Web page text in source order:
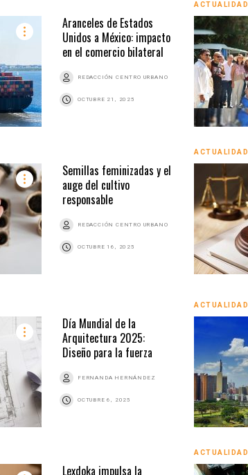
Aranceles de Estados
Unidos a México: impacto
en el comercio bilateral
REDACCIÓN CENTRO URBANO
OCTUBRE 21, 2025
ACTUALIDAD
Semillas feminizadas y el
auge del cultivo
responsable
REDACCIÓN CENTRO URBANO
OCTUBRE 16, 2025
ACTUALIDAD
Día Mundial de la
Arquitectura 2025:
Diseño para la fuerza
FERNANDA HERNÁNDEZ
OCTUBRE 6, 2025
ACTUALIDAD
Lexdoka impulsa la
ACTUALIDAD